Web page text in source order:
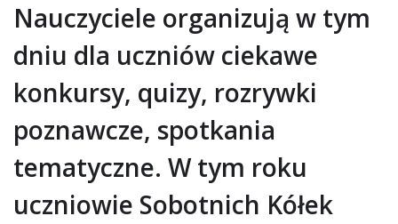
Nauczyciele organizują w tym
dniu dla uczniów ciekawe
konkursy, quizy, rozrywki
poznawcze, spotkania
tematyczne. W tym roku
uczniowie Sobotnich Kółek